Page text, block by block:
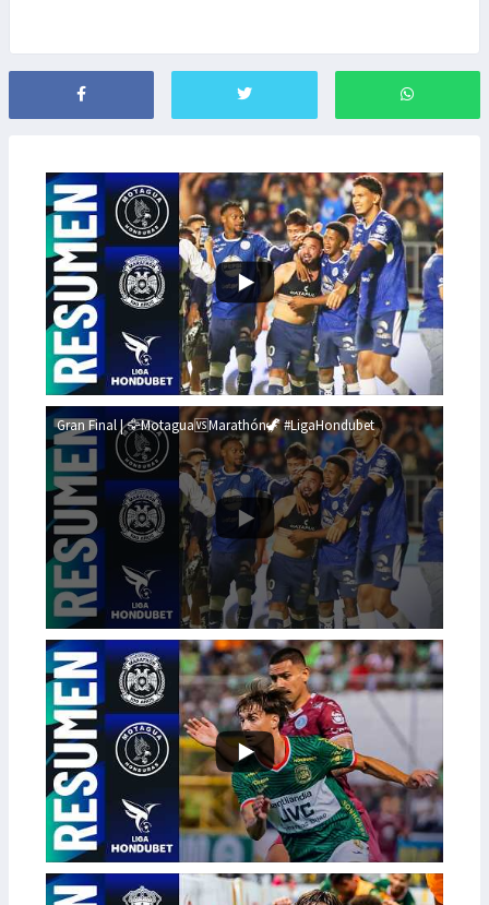
Gran Final | 🦅Motagua🆚Marathón🦖 #LigaHondubet